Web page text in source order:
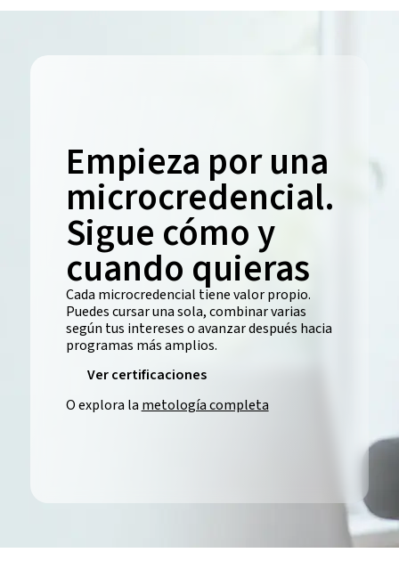
Empieza por una
microcredencial.
Sigue cómo y
cuando quieras
Cada microcredencial tiene valor propio.
Puedes cursar una sola, combinar varias
según tus intereses o avanzar después hacia
programas más amplios.
Ver certificaciones
O explora la metología completa